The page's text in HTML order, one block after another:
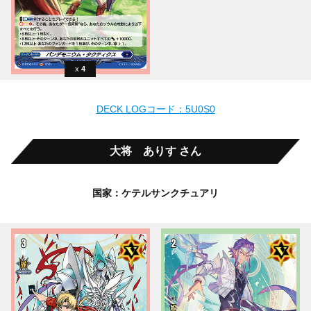
4
DECK LOGコード：5U0S0
大将 ありす さん
国家：ケテルサンクチュアリ